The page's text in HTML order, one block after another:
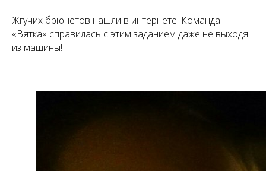
Жгучих брюнетов нашли в интернете. Команда
«Вятка» справилась с этим заданием даже не выходя
из машины!